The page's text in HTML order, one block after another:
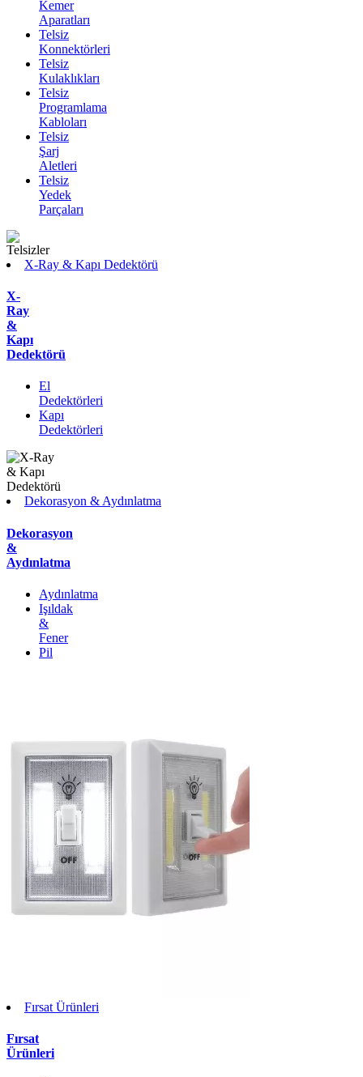
Kemer
Aparatları
Telsiz
Konnektörleri
Telsiz
Kulaklıkları
Telsiz
Programlama
Kabloları
Telsiz
Şarj
Aletleri
Telsiz
Yedek
Parçaları
X-Ray & Kapı Dedektörü
X-
Ray
&
Kapı
Dedektörü
El
Dedektörleri
Kapı
Dedektörleri
Dekorasyon & Aydınlatma
Dekorasyon
&
Aydınlatma
Aydınlatma
Işıldak
&
Fener
Pil
Fırsat Ürünleri
Fırsat
Ürünleri